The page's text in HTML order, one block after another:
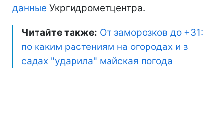
данные Укргидрометцентра.
Читайте также: От заморозков до +31:
по каким растениям на огородах и в
садах "ударила" майская погода